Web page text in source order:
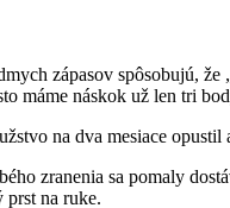
zápasov spôsobujú, že
máme náskok už len tri
na dva mesiace
zranenia sa pomaly
na ruke.